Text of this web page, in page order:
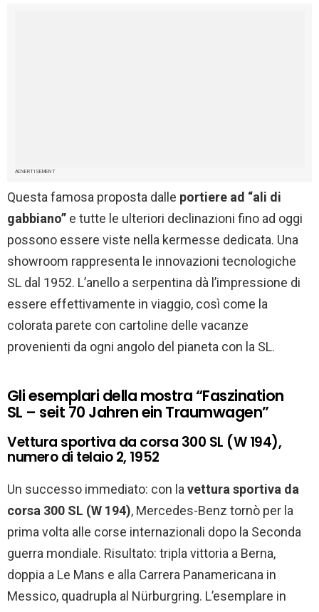
ADVERTISEMENT
Questa famosa proposta dalle portiere ad “ali di
gabbiano” e tutte le ulteriori declinazioni fino ad oggi
possono essere viste nella kermesse dedicata. Una
showroom rappresenta le innovazioni tecnologiche
SL dal 1952. L’anello a serpentina dà l’impressione di
essere effettivamente in viaggio, così come la
colorata parete con cartoline delle vacanze
provenienti da ogni angolo del pianeta con la SL.
Gli esemplari della mostra “Faszination
SL – seit 70 Jahren ein Traumwagen”
Vettura sportiva da corsa 300 SL (W 194),
numero di telaio 2, 1952
Un successo immediato: con la vettura sportiva da
corsa 300 SL (W 194), Mercedes-Benz tornò per la
prima volta alle corse internazionali dopo la Seconda
guerra mondiale. Risultato: tripla vittoria a Berna,
doppia a Le Mans e alla Carrera Panamericana in
Messico, quadrupla al Nürburgring. L’esemplare in